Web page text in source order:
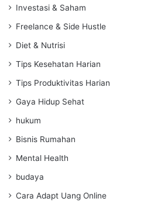
Investasi & Saham
Freelance & Side Hustle
Diet & Nutrisi
Tips Kesehatan Harian
Tips Produktivitas Harian
Gaya Hidup Sehat
hukum
Bisnis Rumahan
Mental Health
budaya
Cara Adapt Uang Online